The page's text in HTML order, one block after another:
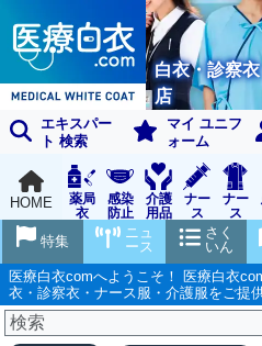
白衣・診察
店
エキスパー
ト 検索
マイ ユニフ
ォーム
HOME
薬局
衣
感染
防止
用品
介護
用品
ナー
ス
グッ
ズ
ナー
ス
ウェ
ア
さく
いん
ニュ
ース
特集
医療白衣comへようこそ！ 医療白衣
衣・診察衣・ナース服・介護服をご提